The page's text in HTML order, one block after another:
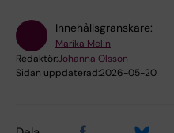
Innehållsgranskare:
Marika Melin
Redaktör:Johanna Olsson
Sidan uppdaterad:2026-05-20